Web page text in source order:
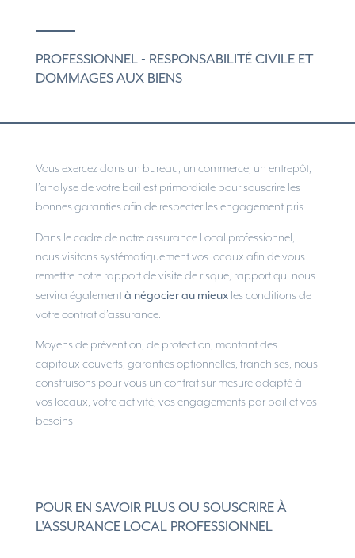
PROFESSIONNEL - RESPONSABILITÉ CIVILE ET
DOMMAGES AUX BIENS
Vous exercez dans un bureau, un commerce, un entrepôt,
l’analyse de votre bail est primordiale pour souscrire les
bonnes garanties afin de respecter les engagement pris.
Dans le cadre de notre assurance Local professionnel,
nous visitons systématiquement vos locaux afin de vous
remettre notre rapport de visite de risque, rapport qui nous
servira égalementà négocier au mieuxles conditions de
votre contrat d’assurance.
Moyens de prévention, de protection, montant des
capitaux couverts, garanties optionnelles, franchises, nous
construisons pour vous un contrat sur mesure adapté à
vos locaux, votre activité, vos engagements par bail et vos
besoins.
POUR EN SAVOIR PLUS OU SOUSCRIRE À
L'ASSURANCE LOCAL PROFESSIONNEL